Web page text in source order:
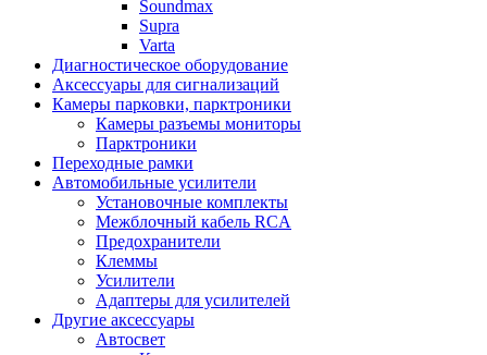
Soundmax
Supra
Varta
Диагностическое оборудование
Аксессуары для сигнализаций
Камеры парковки, парктроники
Камеры разъемы мониторы
Парктроники
Переходные рамки
Автомобильные усилители
Установочные комплекты
Межблочный кабель RCA
Предохранители
Клеммы
Усилители
Адаптеры для усилителей
Другие аксессуары
Автосвет